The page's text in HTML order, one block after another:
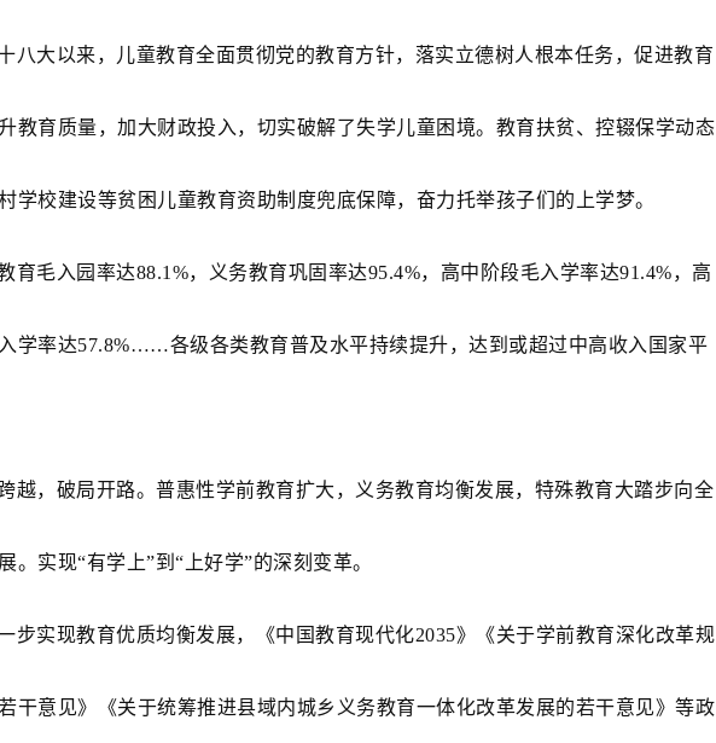
八大以来，儿童教育全面贯彻党的教育方针，落实立德树人根本任务，促进教育
教育质量，加大财政投入，切实破解了失学儿童困境。教育扶贫、控辍保学动态
学校建设等贫困儿童教育资助制度兜底保障，奋力托举孩子们的上学梦。
育毛入园率达88.1%，义务教育巩固率达95.4%，高中阶段毛入学率达91.4%，高
学率达57.8%……各级各类教育普及水平持续提升，达到或超过中高收入国家平
越，破局开路。普惠性学前教育扩大，义务教育均衡发展，特殊教育大踏步向全
。实现“有学上”到“上好学”的深刻变革。
步实现教育优质均衡发展，《中国教育现代化2035》《关于学前教育深化改革规
干意见》《关于统筹推进县域内城乡义务教育一体化改革发展的若干意见》等政